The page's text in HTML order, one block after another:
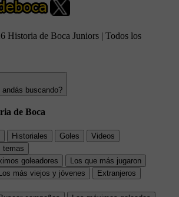
Historia de Boca Juniors | Todos los
buscando?
de Boca
Historiales Goles
Videos
temas
goleadores
Los que más jugaron
Los más viejos y jóvenes
Extranjeros